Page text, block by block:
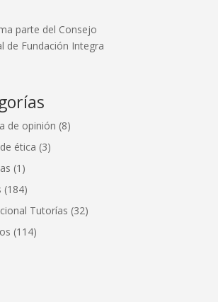
parte del Consejo
de Fundación Integra
de opinión (8)
ética (3)
(1)
(184)
Tutorías (32)
(114)